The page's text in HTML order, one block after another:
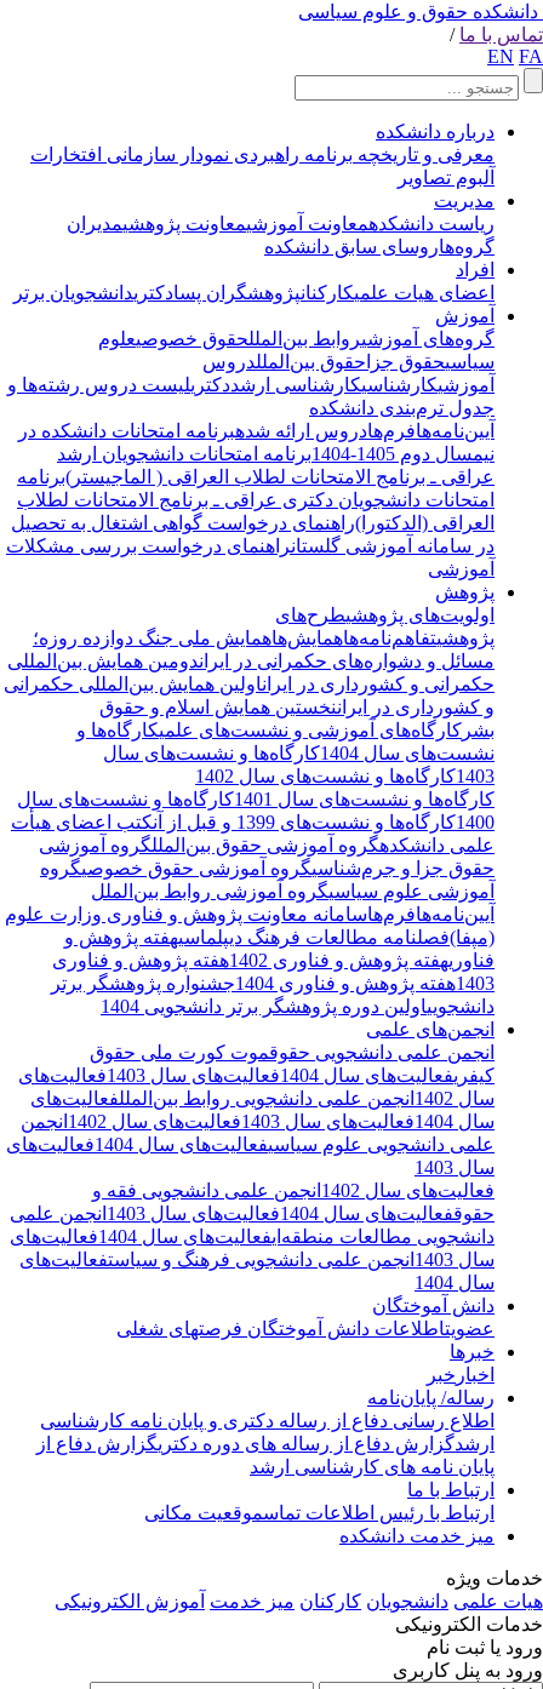
حقوق و علوم سیاسی
با ما /
EN
درباره دانشکده
معرفی و تاریخچهبرنامه راهبردینمودار سازمانی افتخارات
آلبوم تصاویر
مدیریت
ریاست دانشکدهمعاونت آموزشیمعاونت پژوهشیمدیران
گروه‌هاروسای سابق دانشکده
افراد
اعضای هیات علمیکارکنانپژوهشگران پسادکتریدانشجویان برتر
آموزش
گروه‌های آموزشیروابط بین‌المللحقوق خصوصیعلوم
سیاسیحقوق جزاحقوق بین‌المللدروس
آموزشیکارشناسیکارشناسی ارشددکتریلیست دروس رشته‌ها و
جدول ترم‌بندی دانشکده
آیین‌نامه‌هافرم‌هادروس ارائه شدهبرنامه امتحانات دانشکده در
نیمسال دوم 1405-1404
برنامه امتحانات دانشجویان ارشد
عراقی ـ برنامج الامتحانات لطلاب العراقی ( الماجیستر) برنامه
امتحانات دانشجویان دکتری عراقی ـ برنامج الامتحانات لطلاب
العراقی (الدکتورا) راهنمای درخواست گواهی اشتغال به تحصیل
در سامانه آموزشی گلستانراهنمای درخواست بررسی مشکلات
آموزشی
پژوهش
اولویت‌های پژوهشیطرح‌های
پژوهشیتفاهم‌نامه‌هاهمایش‌هاهمایش ملی جنگ دوازده روزه؛
مسائل و دشواره‌های حکمرانی در ایران دومین همایش بین‌المللی
حکمرانی و کشورداری در ایران اولین همایش بین‌المللی حکمرانی
و کشورداری در ایران نخستین همایش اسلام و حقوق
بشرکارگاه‌‌های آموزشی و نشست‌های علمیکارگاه‌ها و
نشست‌های سال 1404
کارگاه‌ها و نشست‌های سال
1403کارگاه‌ها و نشست‌های سال 1402
کارگاه‌‌ها و نشست‌های سال 1401
کارگاه‌‌ها و نشست‌های سال
1400کارگاه‌‌ها و نشست‌های 1399 و قبل از آن
کتب اعضای هیأت
علمی دانشکدهگروه آموزشی حقوق بین‌المللگروه آموزشی
حقوق جزا و جرم‌شناسیگروه آموزشی حقوق خصوصیگروه
آموزشی علوم سیاسیگروه آموزشی روابط بین‌الملل
آیین‌نامه‌هافرم‌هاسامانه معاونت پژوهش و فناوری وزارت علوم
(مپفا)فصلنامه مطالعات فرهنگ دیپلماسیهفته پژوهش و
فناوریهفته پژوهش و فناوری 1402
هفته پژوهش و فناوری
1403هفته پژوهش و فناوری 1404
جشنواره پژوهشگر برتر
دانشجوییاولین دوره پژوهشگر برتر دانشجویی 1404
انجمن‌های علمی
انجمن علمی دانشجویی حقوقموت کورت ملی حقوق
کیفریفعالیت‌های سال 1404 فعالیت‌های سال 1403
فعالیت‌های
سال 1402
انجمن علمی دانشجویی روابط بین‌المللفعالیت‌های
سال 1404
فعالیت‌های سال 1403 فعالیت‌های سال 1402
انجمن
علمی دانشجویی علوم سیاسیفعالیت‌های سال 1404
فعالیت‌های
سال 1403
فعالیت‌های سال 1402
انجمن علمی دانشجویی فقه و
حقوقفعالیت‌های سال 1404 فعالیت‌های سال 1403
انجمن علمی
دانشجویی مطالعات منطقه‌ایفعالیت‌های سال 1404
فعالیت‌های
سال 1403
انجمن علمی دانشجویی فرهنگ و سیاستفعالیت‌های
سال 1404
دانش آموختگان
عضویتاطلاعات دانش آموختگانفرصتهای شغلی
خبرها
اخبارخبر
رساله/ پایان‌نامه
اطلاع رسانی دفاع از رساله دکتری و پایان نامه کارشناسی
ارشدگزارش دفاع از رساله های دوره دکتریگزارش دفاع از
پایان نامه های کارشناسی ارشد
ارتباط با ما
ارتباط با رئیس اطلاعات تماسموقعیت مکانی
میز خدمت دانشکده
ویژه
علمی دانشجویان کارکنان میز خدمت آموزش الکترونیکی
الکترونیکی
یا ثبت نام
به پنل کاربری